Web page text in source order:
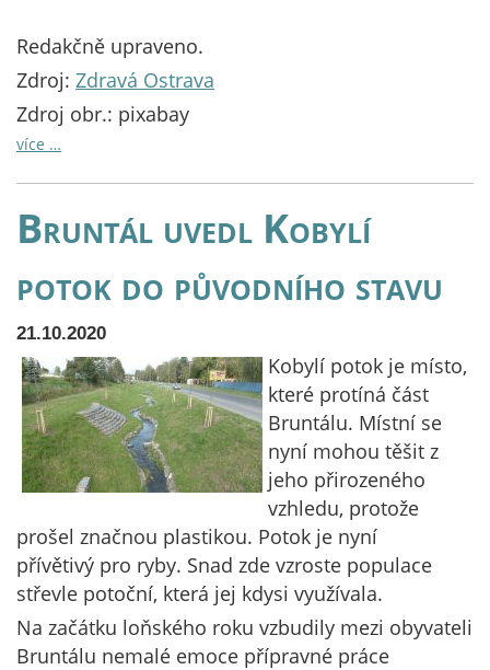
Redakčně upraveno.
Zdroj: Zdravá Ostrava
Zdroj obr.: pixabay
více …
Bruntál uvedl Kobylí
potok do původního stavu
21.10.2020
Kobylí potok je místo,
které protíná část
Bruntálu. Místní se
nyní mohou těšit z
jeho přirozeného
vzhledu, protože
prošel značnou plastikou. Potok je nyní
přívětivý pro ryby. Snad zde vzroste populace
střevle potoční, která jej kdysi využívala.
Na začátku loňského roku vzbudily mezi obyvateli
Bruntálu nemalé emoce přípravné práce